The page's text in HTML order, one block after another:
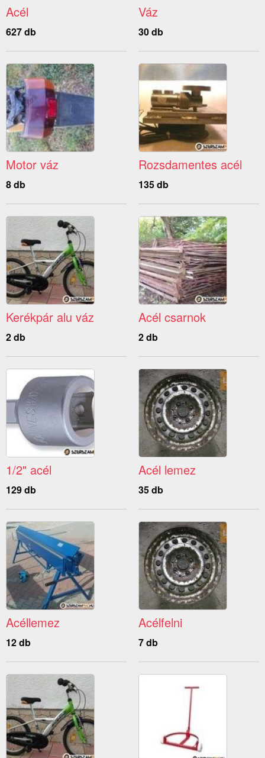
Acél
627 db
Váz
30 db
Motor váz
8 db
Rozsdamentes acél
135 db
Kerékpár alu váz
2 db
Acél csarnok
2 db
1/2" acél
129 db
Acél lemez
35 db
Acéllemez
12 db
Acélfelni
7 db